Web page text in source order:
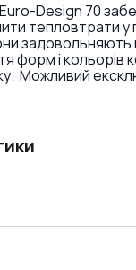
Design 70
тепловтрати у
форм і
Можливий